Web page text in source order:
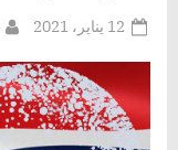
Posted
12 يناير، 2021